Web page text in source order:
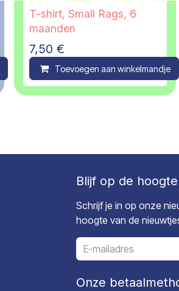
Compare
T-shirt, Small Rags, 6
maanden
7,50 €
Toevoegen aan winkelmandje
Blijf op de
Schrijf je in op onze
hoogte van de
Onze